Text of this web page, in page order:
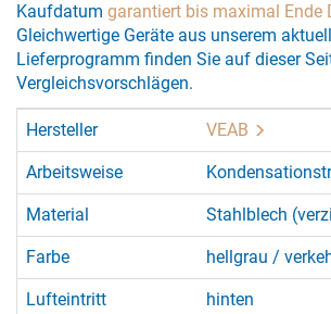
Kaufdatum garantiert bis maximal Ende
Gleichwertige Geräte aus unserem
Lieferprogramm finden Sie auf dieser
Vergleichsvorschlägen.
Hersteller VEAB
Arbeitsweise
Material Stahlblech
Farbe hellgrau /
Lufteintritt hinten